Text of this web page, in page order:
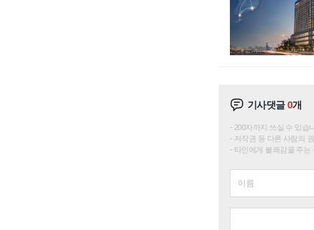
기사댓글0개
200자까지 쓰실 수 있습
저작권 등 다른 사람의
타인에게 불쾌감을 주는